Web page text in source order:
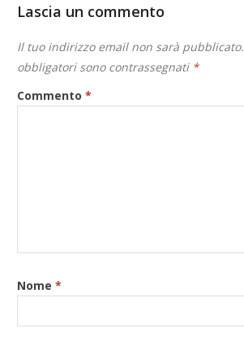
Lascia un commento
Il tuo indirizzo email non sarà pubblicato.
obbligatori sono contrassegnati *
Commento*
Nome*